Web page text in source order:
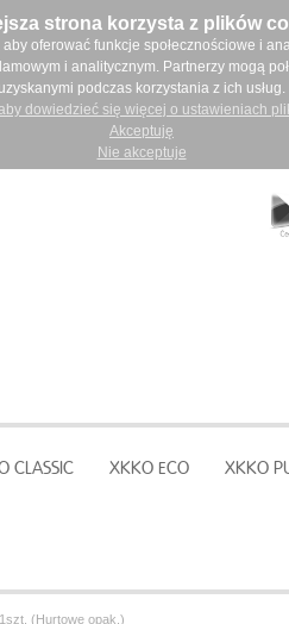
strona korzysta z plików
oferować funkcje społecznościowe i
i analitycznym. Partnerzy mogą
uzyskanymi podczas korzystania z ich usług.
dowiedzieć się więcej o ustawieniach
Akceptuję
Nie akceptuje
CLASSIC XKKO ECO XKKO
(Hurtowe opak.)